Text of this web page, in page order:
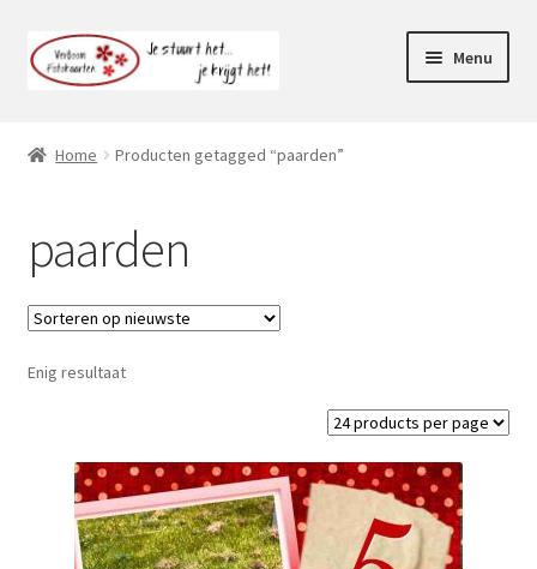
Ga
door
Ga
naar
Menu
Mijn account
Home Producten getagged “paarden”
paarden
Enig resultaat